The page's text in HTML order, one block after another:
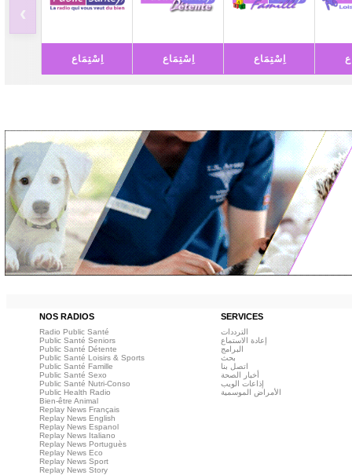
‹
اِسْتِمَاع اِسْتِمَاع اِسْتِمَاع
NOS RADIOS SERVICES
Radio Public Santé
Public Santé Seniors
Public Santé Détente
Public Santé Loisirs & Sports
Public Santé Famille
Public Santé Sexo
Public Santé Nutri-Conso
Public Health Radio
Bien-être Animal
Replay News Français
Replay News English
Replay News Espanol
Replay News Italiano
Replay News Portuguès
Replay News Eco
Replay News Sport
Replay News Story
الترددات
إعادة الاستماع
البرامج
بحث
اتصل بنا
أخبار الصحة
إذاعات الويب
الأمراض الموسمية